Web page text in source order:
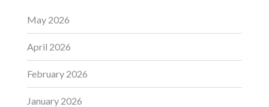
May 2026
April 2026
February 2026
January 2026